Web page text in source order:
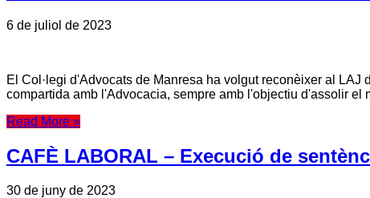
6 de juliol de 2023
El Col·legi d'Advocats de Manresa ha volgut reconèixer al
compartida amb l'Advocacia, sempre amb l'objectiu d'assolir el
Read More »
CAFÈ LABORAL – Execució de
30 de juny de 2023